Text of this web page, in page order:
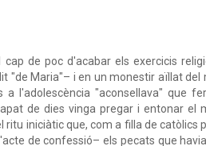
de poc d'acabar els exercicis
"de Maria"– i en un monestir aïllat del
a l'adolescència "aconsellava" que
de dies vinga pregar i entonar el
ritu iniciàtic que, com a filla de catòlics
de confessió– els pecats que